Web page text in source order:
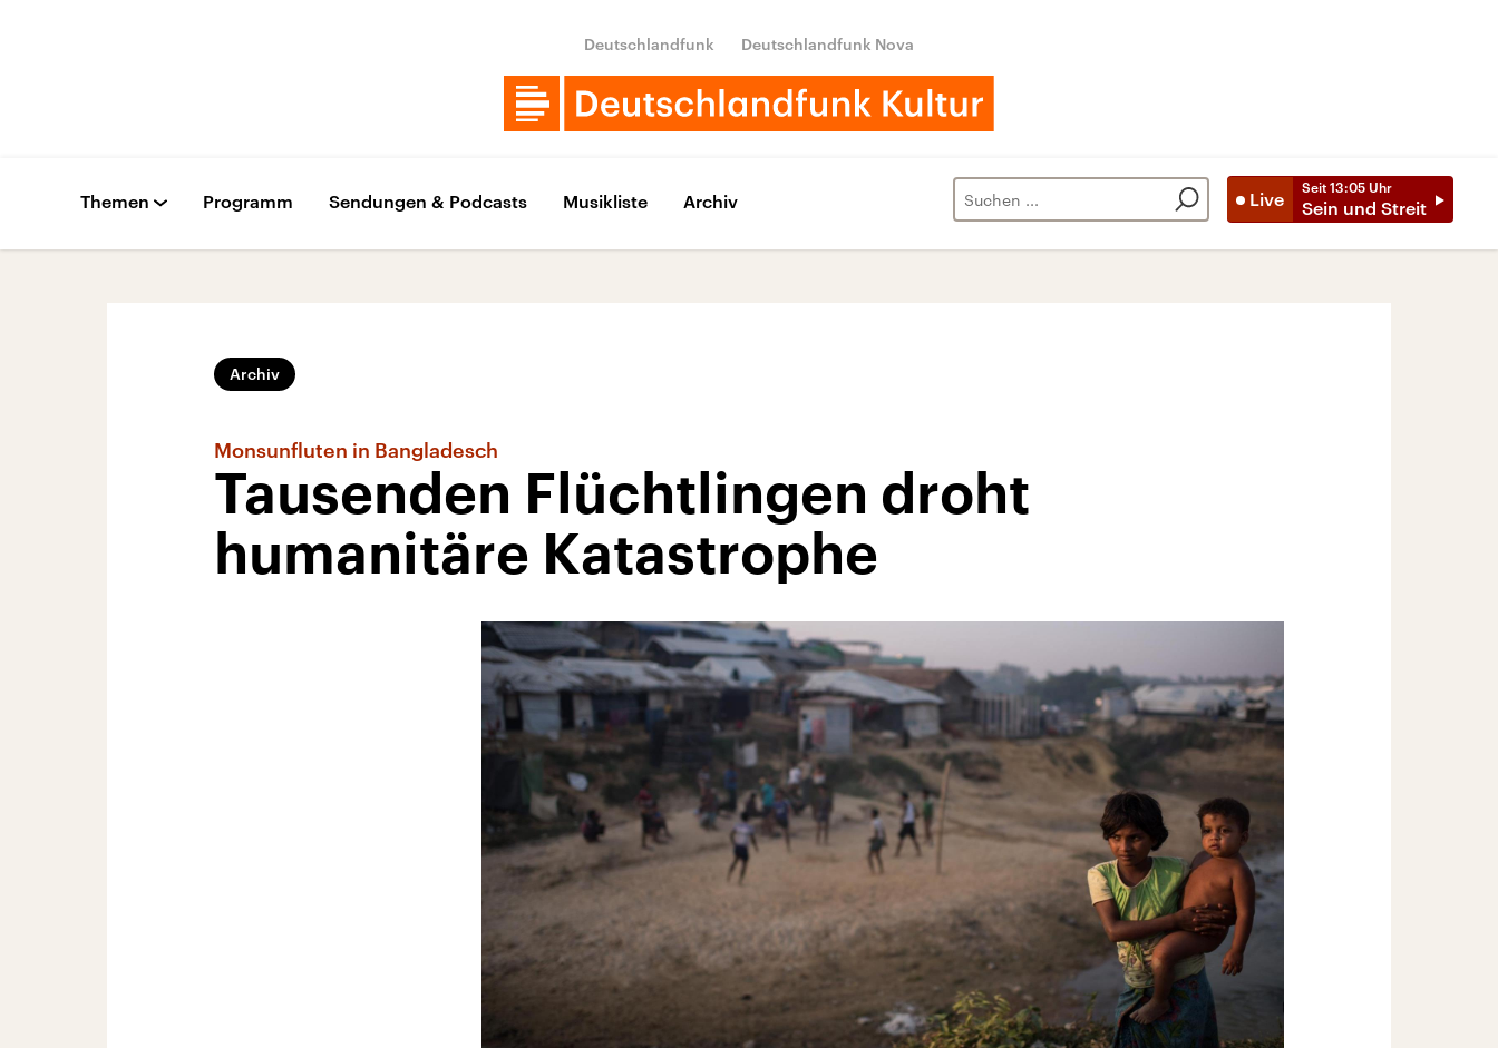
Deutschlandfunk Deutschlandfunk Nova
Live
Seit 13:05 Uhr
Sein und Streit
Themen Programm Sendungen & Podcasts Musikliste Archiv
Archiv
Monsunfluten in Bangladesch
Tausenden Flüchtlingen droht
humanitäre Katastrophe